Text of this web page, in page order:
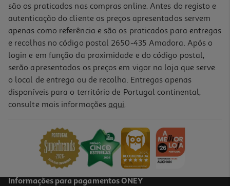
Teclado + Rato Qilive S/fios Preto Q.3670 600082074
29,99 €
são os praticados nas compras online. Antes do registo e
autenticação do cliente os preços apresentados servem
apenas como referência e são os praticados para entregas
e recolhas no código postal 2650-435 Amadora. Após o
login e em função da proximidade e do código postal,
serão apresentados os preços em vigor na loja que serve
o local de entrega ou de recolha. Entregas apenas
disponíveis para o território de Portugal continental,
consulte mais informações aqui.
Informações para pagamentos ONEY